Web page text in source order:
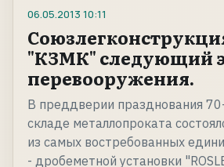
06.05.2013 10:11
"КЗМК" следующий
перевооружения.
В преддверии празднования
складе металлопроката
из самых востребованных
- дробеметной установки